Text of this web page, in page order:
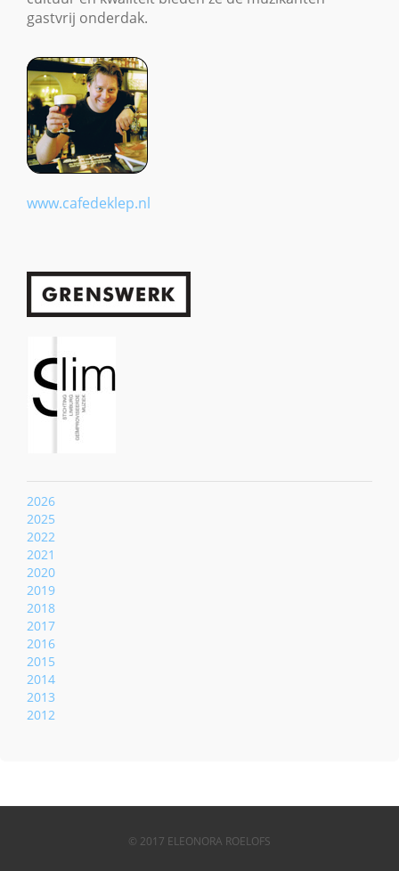
gastvrij onderdak.
www.cafedeklep.nl
2026
2025
2022
2021
2020
2019
2018
2017
2016
2015
2014
2013
2012
© 2017 ELEONORA ROELOFS